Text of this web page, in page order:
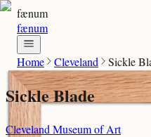
fænum
fænum
Home Cleveland Sickle
Sickle Blade
Cleveland Museum of Art